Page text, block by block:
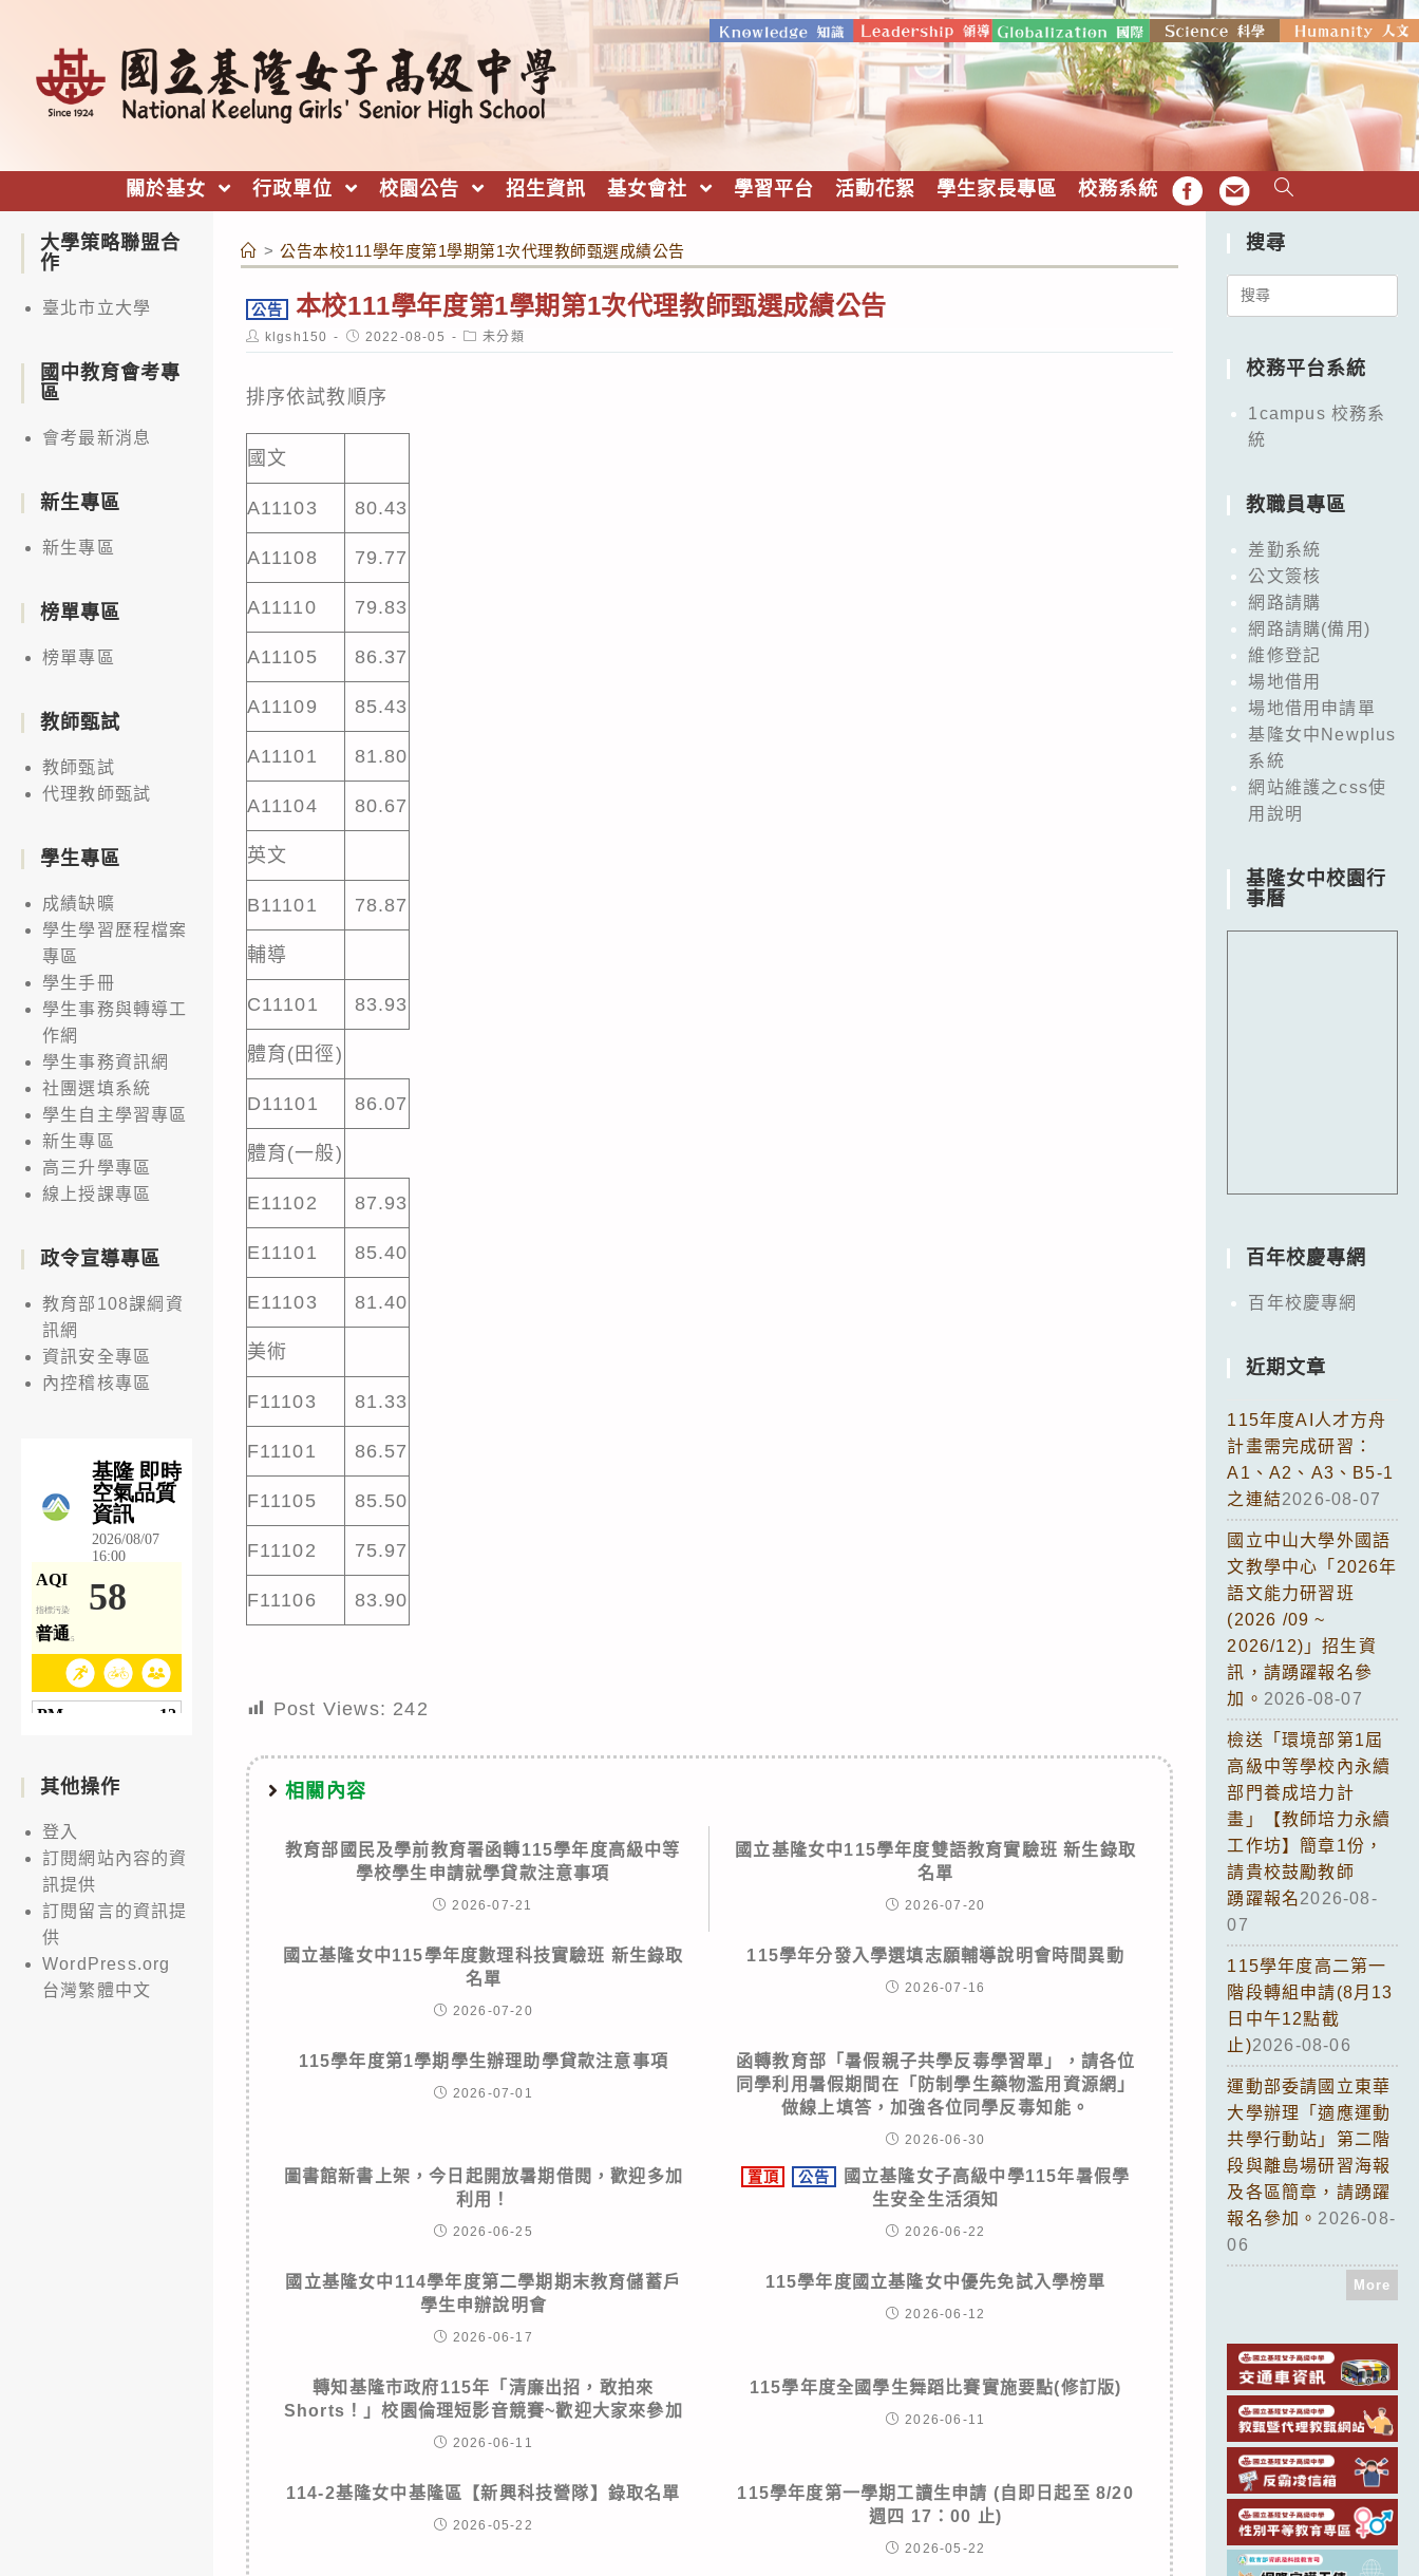
關於基女 行政單位 校園公告 招生資訊 基女會社 學習平台 活動花絮 學生家長專區 校務系統 FB EMAIL
> 公告本校111學年度第1學期第1次代理教師甄選成績公告
公告 本校111學年度第1學期第1次代理教師甄選成績公告
Post
author:
klgsh150
Post
published:
2022-08-05
Post
category:
未分類
排序依試教順序
國文
A11103 80.43
A11108 79.77
A11110 79.83
A11105 86.37
A11109 85.43
A11101 81.80
A11104 80.67
英文
B11101 78.87
輔導
C11101 83.93
體育(田徑)
D11101 86.07
體育(一般)
E11102 87.93
E11101 85.40
E11103 81.40
美術
F11103 81.33
F11101 86.57
F11105 85.50
F11102 75.97
F11106 83.90
Post Views: 242
相關內容
教育部國民及學前教育署函轉115學年度高級中等
學校學生申請就學貸款注意事項
2026-07-21
國立基隆女中115學年度雙語教育實驗班 新生錄取
名單
2026-07-20
國立基隆女中115學年度數理科技實驗班 新生錄取
名單
2026-07-20
115學年分發入學選填志願輔導說明會時間異動
2026-07-16
115學年度第1學期學生辦理助學貸款注意事項
2026-07-01
函轉教育部「暑假親子共學反毒學習單」，請各位
同學利用暑假期間在「防制學生藥物濫用資源網」
做線上填答，加強各位同學反毒知能。
2026-06-30
圖書館新書上架，今日起開放暑期借閱，歡迎多加
利用！
2026-06-25
置頂 公告
國立基隆女子高級中學115年暑假學
生安全生活須知
2026-06-22
國立基隆女中114學年度第二學期期末教育儲蓄戶
學生申辦說明會
2026-06-17
115學年度國立基隆女中優先免試入學榜單
2026-06-12
轉知基隆市政府115年「清廉出招，敢拍來
Shorts！」校園倫理短影音競賽~歡迎大家來參加
2026-06-11
115學年度全國學生舞蹈比賽實施要點(修訂版)
2026-06-11
114-2基隆女中基隆區【新興科技營隊】錄取名單
2026-05-22
115學年度第一學期工讀生申請 (自即日起至 8/20
週四 17：00 止)
2026-05-22
大學策略聯盟合
作
臺北市立大學
國中教育會考專
區
會考最新消息
新生專區
新生專區
榜單專區
榜單專區
教師甄試
教師甄試
代理教師甄試
學生專區
成績缺曠
學生學習歷程檔案
專區
學生手冊
學生事務與轉導工
作網
學生事務資訊網
社團選填系統
學生自主學習專區
新生專區
高三升學專區
線上授課專區
政令宣導專區
教育部108課綱資
訊網
資訊安全專區
內控稽核專區
其他操作
登入
訂閱網站內容的資
訊提供
訂閱留言的資訊提
供
WordPress.org
台灣繁體中文
搜尋
Search
校務平台系統
1campus 校務系
統
教職員專區
差勤系統
公文簽核
網路請購
網路請購(備用)
維修登記
場地借用
場地借用申請單
基隆女中Newplus
系統
網站維護之css使
用說明
基隆女中校園行
事曆
百年校慶專網
百年校慶專網
近期文章
115年度AI人才方舟
計畫需完成研習：
A1、A2、A3、B5-1
之連結2026-08-07
國立中山大學外國語
文教學中心「2026年
語文能力研習班
(2026 /09 ~
2026/12)」招生資
訊，請踴躍報名參
加。 2026-08-07
檢送「環境部第1屆
高級中等學校內永續
部門養成培力計
畫」【教師培力永續
工作坊】簡章1份，
請貴校鼓勵教師
踴躍報名2026-08-
07
115學年度高二第一
階段轉組申請(8月13
日中午12點截
止)2026-08-06
運動部委請國立東華
大學辦理「適應運動
共學行動站」第二階
段與離島場研習海報
及各區簡章，請踴躍
報名參加。 2026-08-
06
More